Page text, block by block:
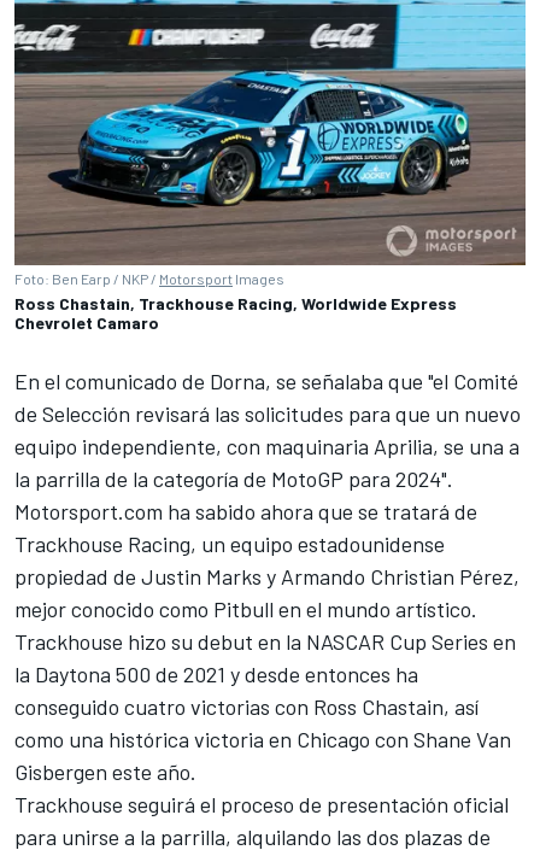
Foto: Ben Earp / NKP / Motorsport Images
Ross Chastain, Trackhouse Racing, Worldwide Express
Chevrolet Camaro
En el comunicado de Dorna, se señalaba que "el Comité
de Selección revisará las solicitudes para que un nuevo
equipo independiente, con maquinaria Aprilia, se una a
la parrilla de la categoría de MotoGP para 2024".
Motorsport.com ha sabido ahora que se tratará de
Trackhouse Racing, un equipo estadounidense
propiedad de Justin Marks y Armando Christian Pérez,
mejor conocido como Pitbull en el mundo artístico.
Trackhouse hizo su debut en la NASCAR Cup Series en
la Daytona 500 de 2021 y desde entonces ha
conseguido cuatro victorias con Ross Chastain, así
como una histórica victoria en Chicago con Shane Van
Gisbergen este año.
Trackhouse seguirá el proceso de presentación oficial
para unirse a la parrilla, alquilando las dos plazas de